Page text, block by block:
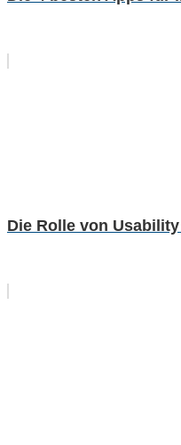
Die Rolle von